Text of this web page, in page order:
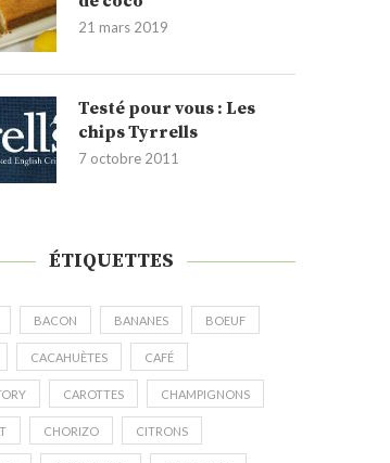
21 mars 2019
Testé pour vous : Les
chips Tyrrells
7 octobre 2011
ÉTIQUETTES
BACON BANANES BOEUF
CACAHUÈTES CAFÉ
CAROTTES CHAMPIGNONS
CHORIZO CITRONS